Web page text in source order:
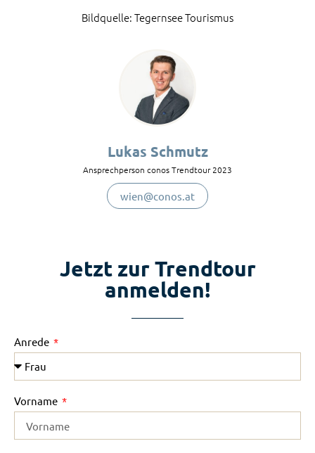
Bildquelle: Tegernsee Tourismus
Lukas Schmutz
Ansprechperson conos Trendtour 2023
wien@conos.at
Jetzt zur Trendtour
anmelden!
Anrede
Vorname